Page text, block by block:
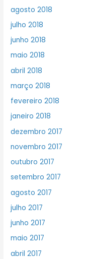
agosto 2018
julho 2018
junho 2018
maio 2018
abril 2018
março 2018
fevereiro 2018
janeiro 2018
dezembro 2017
novembro 2017
outubro 2017
setembro 2017
agosto 2017
julho 2017
junho 2017
maio 2017
abril 2017